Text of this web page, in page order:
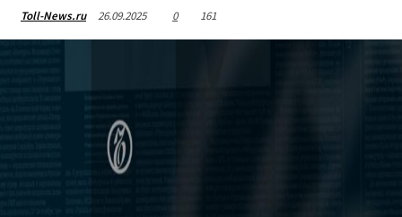
Toll-News.ru 26.09.2025 0 161